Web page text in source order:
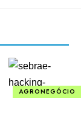
AGRONEGÓCIO